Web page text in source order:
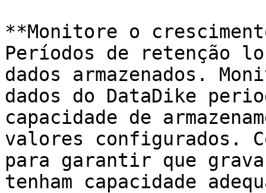
**Monitore o
Períodos de retenção
dados armazenados.
dados do DataDike
capacidade de
valores configurados.
para garantir que
tenham capacidade